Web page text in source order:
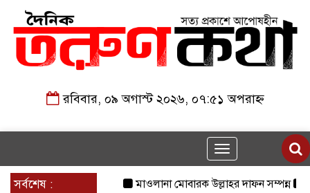
রবিবার, ০৯ অগাস্ট ২০২৬, ০৭:৫১ অপরাহ্ন
Toggle
navigation
সর্বশেষ :
মাওলানা মোবারক উল্লাহর দাফন সম্পন্ন ২৩তম